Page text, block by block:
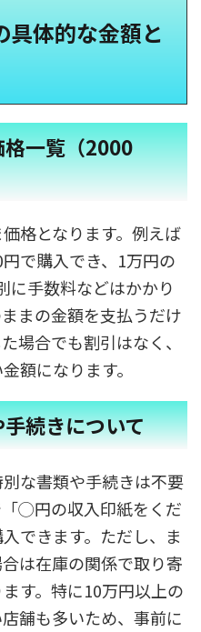
具体的な金額と
一覧（2000
格となります。例えば
で購入でき、1万円の
に手数料などはかかり
まの金額を支払うだけ
場合でも割引はなく、
額になります。
続きについて
な書類や手続きは不要
◯円の収入印紙をくだ
できます。ただし、ま
は在庫の関係で取り寄
す。特に10万円以上の
舗も多いため、事前に